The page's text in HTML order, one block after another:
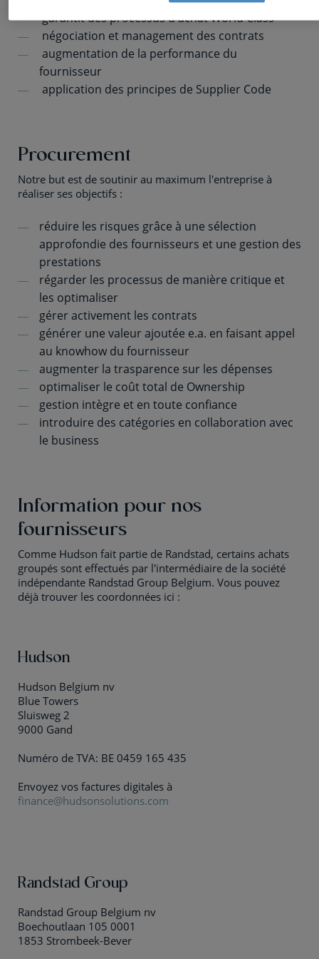
garantit des processus d'achat World Class
négociation et management des contrats
augmentation de la performance du
fournisseur
application des principes de Supplier Code
Procurement
Notre but est de soutinir au maximum l'entreprise à
réaliser ses objectifs :
réduire les risques grâce à une sélection
approfondie des fournisseurs et une gestion des
prestations
régarder les processus de manière critique et
les optimaliser
gérer activement les contrats
générer une valeur ajoutée e.a. en faisant appel
au knowhow du fournisseur
augmenter la trasparence sur les dépenses
optimaliser le coût total de Ownership
gestion intègre et en toute confiance
introduire des catégories en collaboration avec
le business
Information pour nos
fournisseurs
Comme Hudson fait partie de Randstad, certains achats
groupés sont effectués par l'intermédiaire de la société
indépendante Randstad Group Belgium. Vous pouvez
déjà trouver les coordonnées ici :
Hudson
Hudson Belgium nv
Blue Towers
Sluisweg 2
9000 Gand
Numéro de TVA: BE 0459 165 435
Envoyez vos factures digitales à
finance@hudsonsolutions.com
Randstad Group
Randstad Group Belgium nv
Boechoutlaan 105 0001
1853 Strombeek-Bever